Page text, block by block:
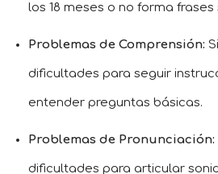
los 18 meses o no forma
Problemas de Comprensión:
dificultades para seguir
entender preguntas básicas.
Problemas de Pronunciación:
dificultades para articular